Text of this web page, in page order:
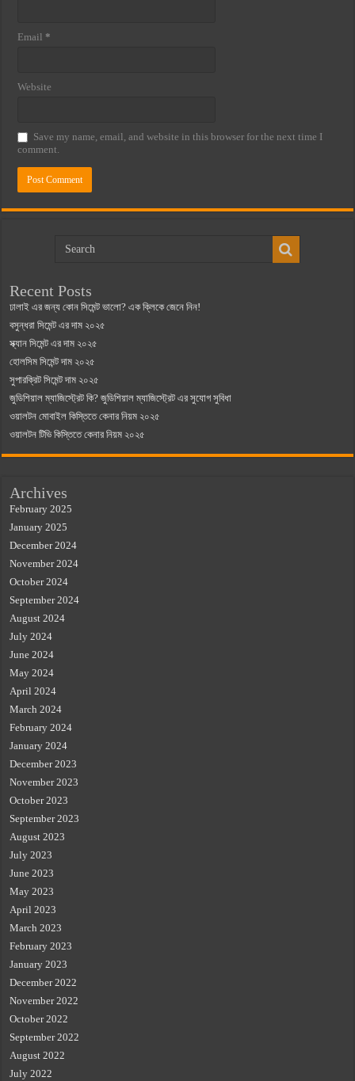
Email *
Website
Save my name, email, and website in this browser for the next time I
comment.
Recent Posts
ঢালাই এর জন্য কোন সিমেন্ট ভালো? এক ক্লিকে জেনে নিন!
বসুন্ধরা সিমেন্ট এর দাম ২০২৫
স্ক্যান সিমেন্ট এর দাম ২০২৫
হোলসিম সিমেন্ট দাম ২০২৫
সুপারক্রিট সিমেন্ট দাম ২০২৫
জুডিশিয়াল ম্যাজিস্ট্রেট কি? জুডিশিয়াল ম্যাজিস্ট্রেট এর সুযোগ সুবিধা
ওয়ালটন মোবাইল কিস্তিতে কেনার নিয়ম ২০২৫
ওয়ালটন টিভি কিস্তিতে কেনার নিয়ম ২০২৫
Archives
February 2025
January 2025
December 2024
November 2024
October 2024
September 2024
August 2024
July 2024
June 2024
May 2024
April 2024
March 2024
February 2024
January 2024
December 2023
November 2023
October 2023
September 2023
August 2023
July 2023
June 2023
May 2023
April 2023
March 2023
February 2023
January 2023
December 2022
November 2022
October 2022
September 2022
August 2022
July 2022